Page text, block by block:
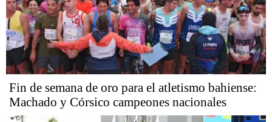
Fin de semana de oro para el atletismo bahiense:
Machado y Córsico campeones nacionales